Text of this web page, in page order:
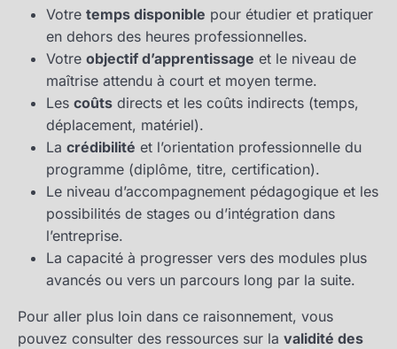
Votre temps disponible pour étudier et pratiquer
en dehors des heures professionnelles.
Votre objectif d’apprentissage et le niveau de
maîtrise attendu à court et moyen terme.
Les coûts directs et les coûts indirects (temps,
déplacement, matériel).
La crédibilité et l’orientation professionnelle du
programme (diplôme, titre, certification).
Le niveau d’accompagnement pédagogique et les
possibilités de stages ou d’intégration dans
l’entreprise.
La capacité à progresser vers des modules plus
avancés ou vers un parcours long par la suite.
Pour aller plus loin dans ce raisonnement, vous
pouvez consulter des ressources sur la validité des